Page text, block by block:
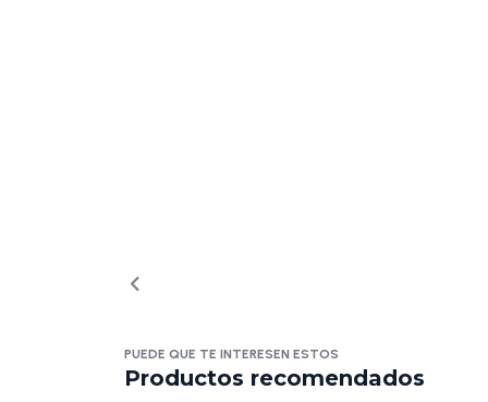
PUEDE QUE TE INTERESEN ESTOS
Productos recomendados